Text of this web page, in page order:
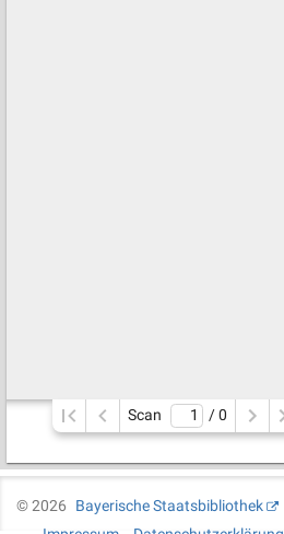
Scan / 0
©2026
Bayerische Staatsbibliothek